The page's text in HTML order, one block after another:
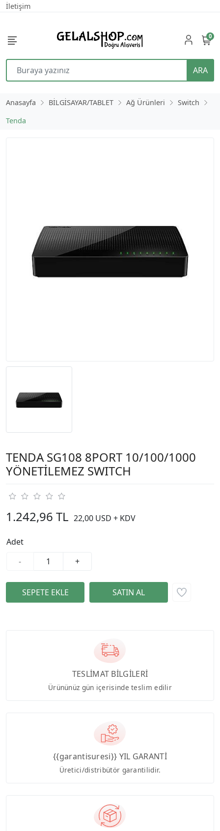
İletişim
ARA
0
Anasayfa BİLGİSAYAR/TABLET Ağ Ürünleri
Switch
Tenda
TENDA SG108 8PORT 10/100/1000
YÖNETİLEMEZ SWITCH
1.242,96 TL 22,00 USD + KDV
Adet
-
+
TESLİMAT BİLGİLERİ
Ürününüz gün içerisinde teslim edilir
{{garantisuresi}} YIL GARANTİ
Üretici/distribütör garantilidir.